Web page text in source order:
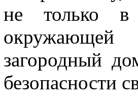
не только
окружающей
загородный
безопасности